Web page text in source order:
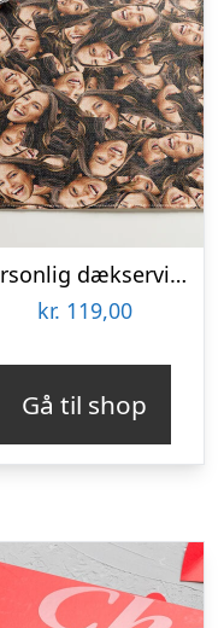
Personlig dækserviet med Billede – Multiface
kr. 119,00
Gå til shop